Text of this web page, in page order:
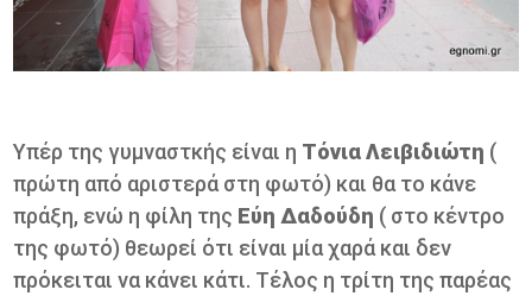
Υπέρ της γυμναστκής είναι η Τόνια Λειβιδιώτη (
πρώτη από αριστερά στη φωτό) και θα το κάνε
πράξη, ενώ η φίλη της Εύη Δαδούδη ( στο κέντρο
της φωτό) θεωρεί ότι είναι μία χαρά και δεν
πρόκειται να κάνει κάτι. Τέλος η τρίτη της παρέας